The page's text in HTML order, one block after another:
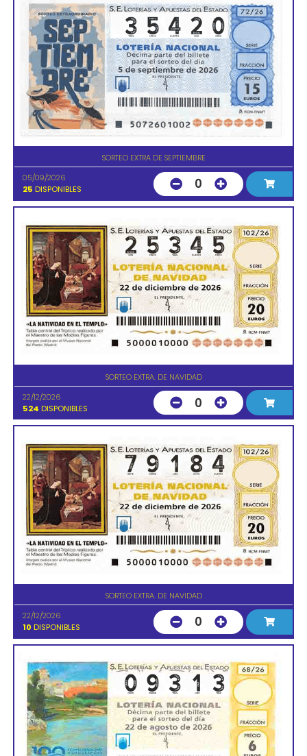
SORTEO EXTRA DE SEPTIEMBRE
05/09/2026
25 DISPONIBLES 0
SORTEO EXTRA. DE NAVIDAD
22/12/2026
524 DISPONIBLES 0
SORTEO EXTRA. DE NAVIDAD
22/12/2026
10 DISPONIBLES 0